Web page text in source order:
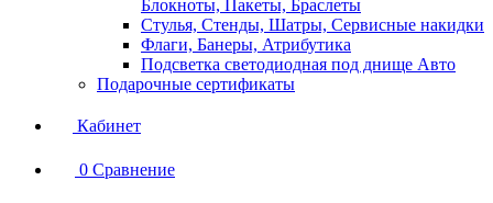
Блокноты, Пакеты, Браслеты
Стулья, Стенды, Шатры, Сервисные накидки
Флаги, Банеры, Атрибутика
Подсветка светодиодная под днище Авто
Подарочные сертификаты
Кабинет
0 Сравнение